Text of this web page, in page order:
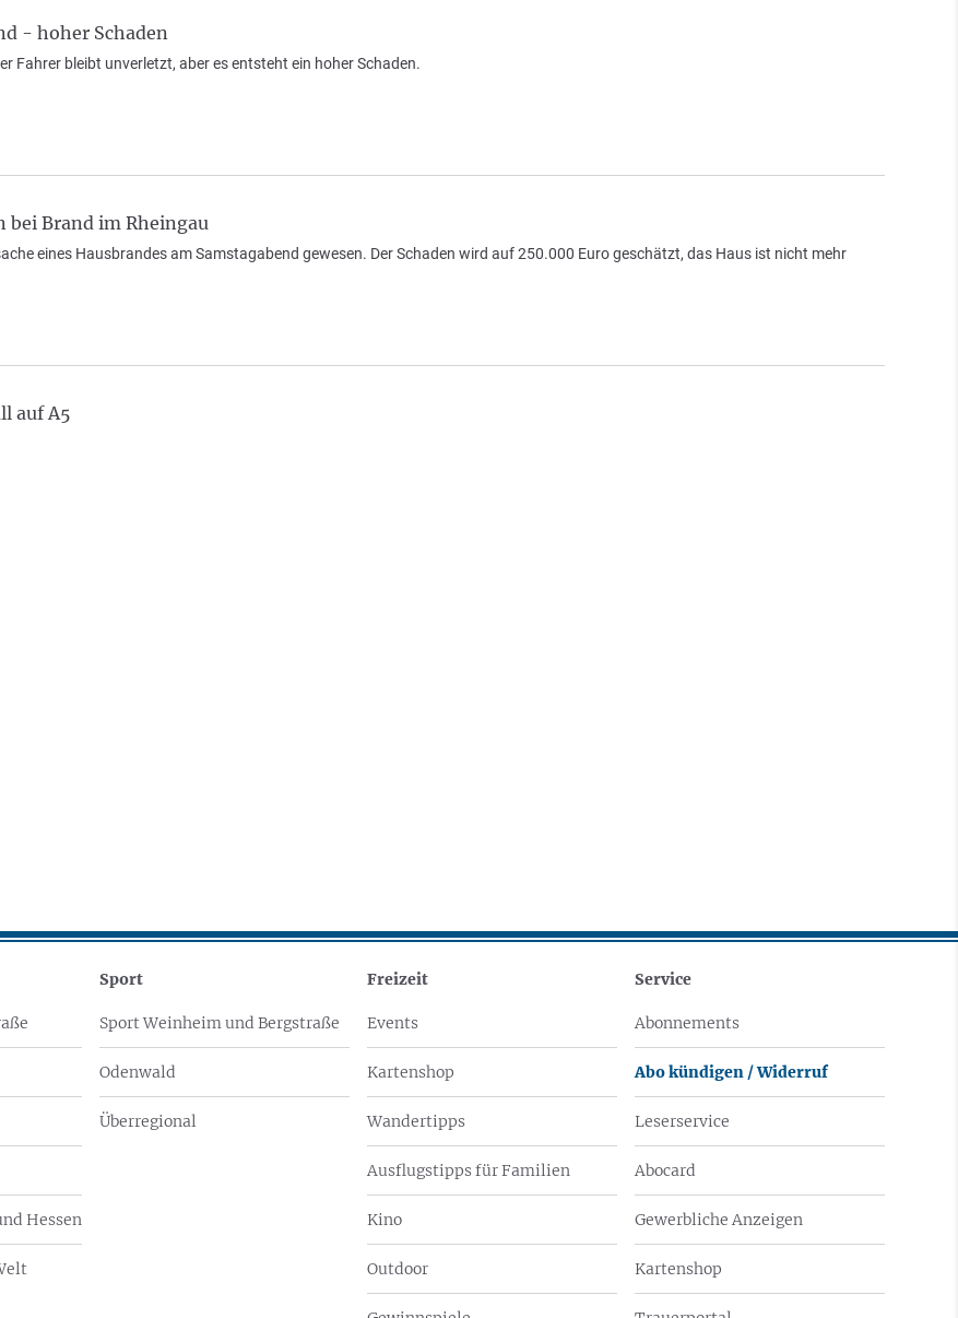
- hoher Schaden
Fahrer bleibt unverletzt, aber es entsteht ein hoher Schaden.
bei Brand im Rheingau
eines Hausbrandes am Samstagabend gewesen. Der Schaden wird auf 250.000 Euro geschätzt, das Haus ist nicht mehr
auf A5
Hessen
Sport
Sport Weinheim und Bergstraße
Odenwald
Überregional
Freizeit
Events
Kartenshop
Wandertipps
Ausflugstipps für Familien
Kino
Outdoor
Service
Abonnements
Abo kündigen / Widerruf
Leserservice
Abocard
Gewerbliche Anzeigen
Kartenshop